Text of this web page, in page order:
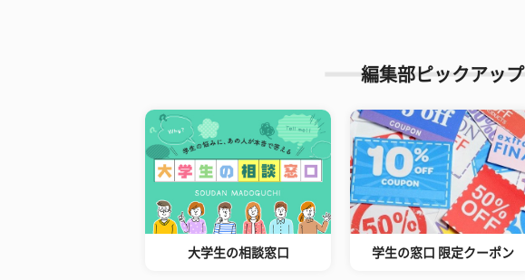
編集部ピックアップ
大学生の相談窓口 学生の窓口 限定クーポン